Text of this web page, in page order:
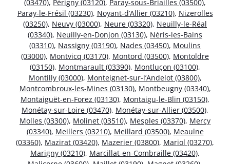
(03470), Périgny (03120), Paray-sous-Briailles (03500),
Paray-le-Frésil (03230), Noyant-d’Allier (03210), Nizerolles
(03250), Neuvy (03000), Neure (03320), Neuilly-le-Réal
(03340), Neuilly-en-Donjon (03130), Néris-les-Bains
(03310), Nassigny (03190), Nades (03450), Moulins
(03000), Montvicq (03170), Montord (03500), Montoldre
(03150), Montmarault (03390), Montluçon (03100),
Montilly (03000), Monteignet-sur-l’Andelot (03800),
Montcombroux-les-Mines (03130), Montbeugny (03340),
Montaiguët-en-Forez (03130), Montaigu-le-Blin (03150),
Monétay-sur-Loire (03470), Monétay-sur-Allier (03500),
Molles (03300), Molinet (03510), Mesples (03370), Mercy
(03340), Meillers (03210), Meillard (03500), Meaulne
(03360), Mazirat (03420), Mazerier (03800), Mariol (03270),
Marigny (03210), Marcillat-en-Combraille (03420),